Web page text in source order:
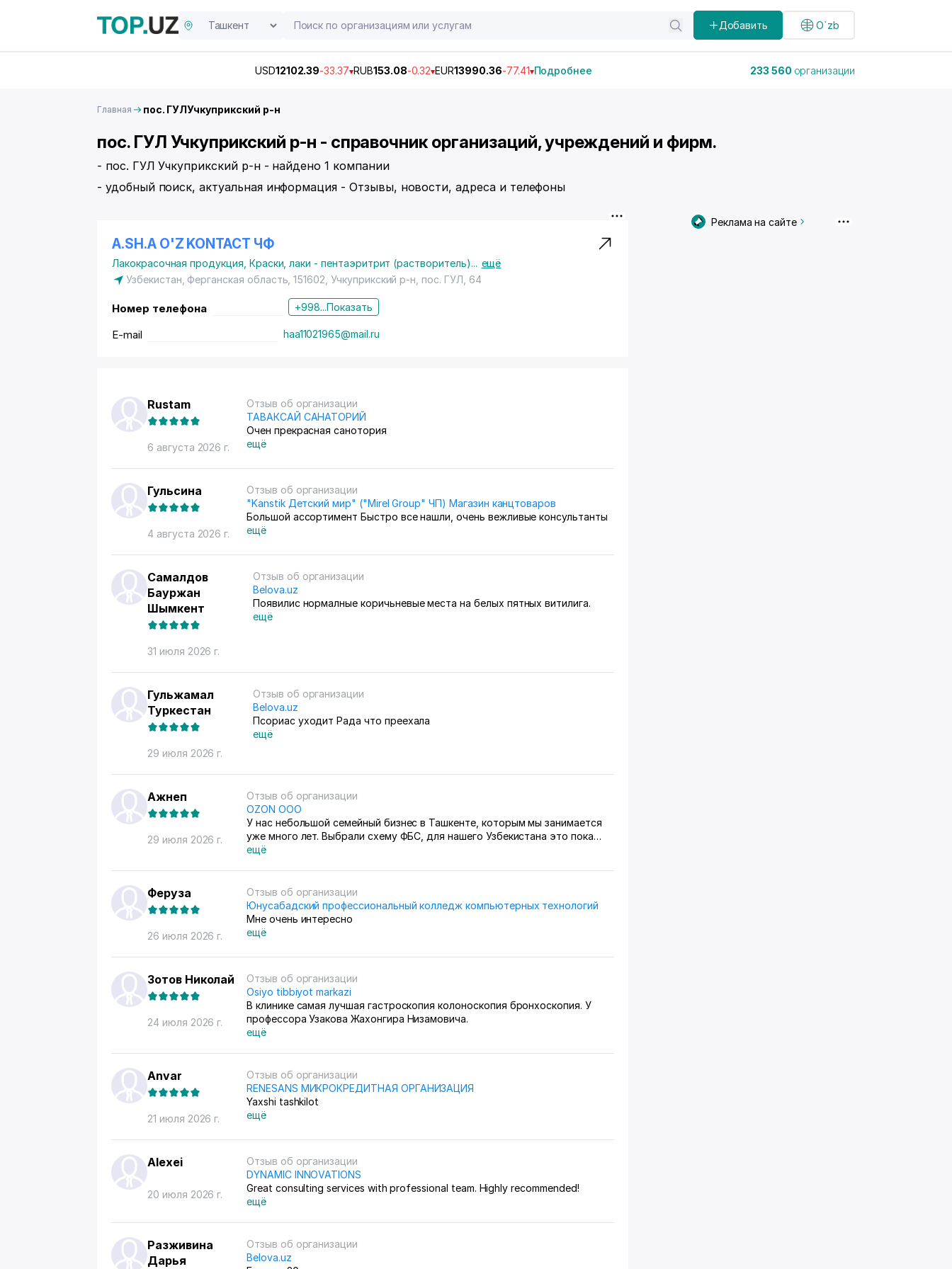
Добавить O`zb
USD12102.39-33.37 RUB153.08-0.32 EUR13990.36-77.41 Подробнее 233 560 организации
Главная пос. ГУЛУчкуприкский р-н
пос. ГУЛ Учкуприкский р-н - справочник организаций, учреждений и фирм.
- пос. ГУЛ Учкуприкский р-н - найдено 1 компании
- удобный поиск, актуальная информация - Отзывы, новости, адреса и телефоны
A.SH.A O'Z KONTACT ЧФ
Лакокрасочная продукция Краски, лаки - пентаэритрит (растворитель)... ещё
Узбекистан, Ферганская область, 151602, Учкуприкский р-н пос. ГУЛ , 64
Номер телефона +998...Показать
E-mail haa11021965@mail.ru
Rustam
6 августа 2026 г.
Отзыв об организации
ТАВАКСАЙ САНАТОРИЙ
Очен прекрасная санотория
ещё
Гульсина
4 августа 2026 г.
Отзыв об организации
"Kanstik Детский мир" ("Mirel Group" ЧП) Магазин канцтоваров
Большой ассортимент Быстро все нашли, очень вежливые консультанты
ещё
Самалдов
Бауржан
Шымкент
31 июля 2026 г.
Отзыв об организации
Belova.uz
Появилис нормалные коричьневые места на белых пятных витилига.
ещё
Гульжамал
Туркестан
29 июля 2026 г.
Отзыв об организации
Belova.uz
Псориас уходит Рада что преехала
ещё
Ажнеп
29 июля 2026 г.
Отзыв об организации
OZON ООО
У нас небольшой семейный бизнес в Ташкенте, которым мы занимается
уже много лет. Выбрали схему ФБС, для нашего Узбекистана это пока
единственный вариант. Дома все сами упаковываем и маркируем, а
продажами следим через приложение, оно очень помогает все
контролировать, да и удобное само по себе
ещё
Феруза
26 июля 2026 г.
Отзыв об организации
Юнусабадский профессиональный колледж компьютерных технологий
Мне очень интересно
ещё
Зотов Николай
24 июля 2026 г.
Отзыв об организации
Osiyo tibbiyot markazi
В клинике самая лучшая гастроскопия колоноскопия бронхоскопия. У
профессора Узакова Жахонгира Низамовича.
ещё
Anvar
21 июля 2026 г.
Отзыв об организации
RENESANS МИКРОКРЕДИТНАЯ ОРГАНИЗАЦИЯ
Yaxshi tashkilot
ещё
Alexei
20 июля 2026 г.
Отзыв об организации
DYNAMIC INNOVATIONS
Great consulting services with professional team. Highly recommended!
ещё
Разживина
Дарья
Отзыв об организации
Belova.uz
Реклама на сайте